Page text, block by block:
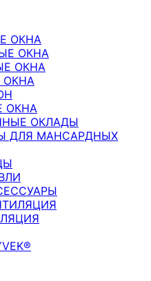
ОКНА
ОКНА
ОКНА
ОКНА
ОКНА
ОКЛАДЫ
ДЛЯ МАНСАРДНЫХ